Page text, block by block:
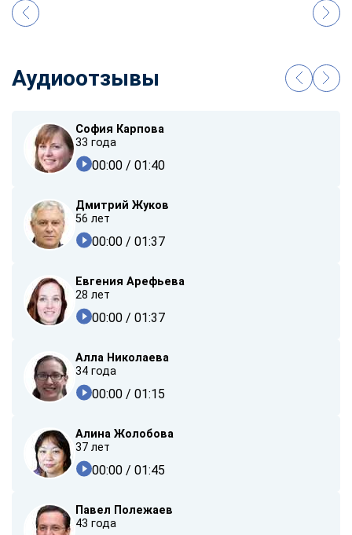
Аудиоотзывы
София Карпова
33 года
00:00 / 01:40
Дмитрий Жуков
56 лет
00:00 / 01:37
Евгения Арефьева
28 лет
00:00 / 01:37
Алла Николаева
34 года
00:00 / 01:15
Алина Жолобова
37 лет
00:00 / 01:45
Павел Полежаев
43 года